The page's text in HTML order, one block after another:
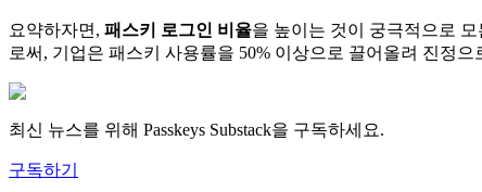
요약하자면, 패스키 로그인 비율을 높이는 것이 궁극적으로
로써, 기업은 패스키 사용률을 50% 이상으로 끌어올려 진정으
최신 뉴스를 위해 Passkeys Substack을 구독하세요.
구독하기